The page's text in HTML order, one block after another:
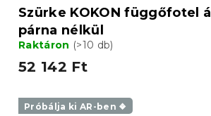
Szürke KOKON függőfotel
párna nélkül
Raktáron (>10 db)
52 142 Ft
Próbálja ki AR-ben ❖